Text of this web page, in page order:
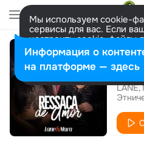
Мы используем cookie-
сервисы для вас. Если
настроить cookie-файлы
представитель. Больше
Разрешить все
Сингл
LANE
Информация о
на платформе — здесь